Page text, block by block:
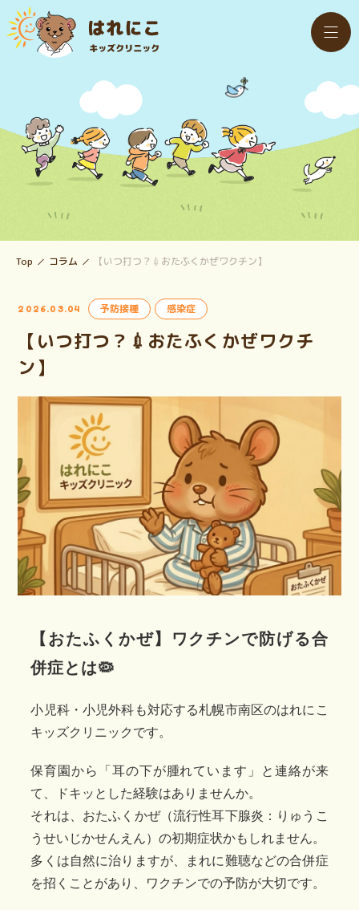
Top コラム 【いつ打つ？💉おたふくかぜワクチン】
2026.03.04 予防接種 感染症
【いつ打つ？💉おたふくかぜワクチ
ン】
【おたふくかぜ】ワクチンで防げる合
併症とは🦠
小児科・小児外科も対応する札幌市南区のはれにこ
キッズクリニックです。
保育園から「耳の下が腫れています」と連絡が来
て、ドキッとした経験はありませんか。
それは、おたふくかぜ（流行性耳下腺炎：りゅうこ
うせいじかせんえん）の初期症状かもしれません。
多くは自然に治りますが、まれに難聴などの合併症
を招くことがあり、ワクチンでの予防が大切です。